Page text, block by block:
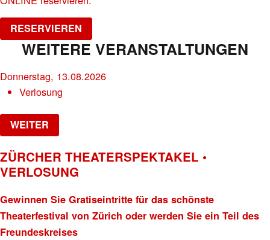
RESERVIEREN
WEITERE VERANSTALTUNGEN
Donnerstag, 13.08.2026
Verlosung
WEITER
ZÜRCHER THEATERSPEKTAKEL •
VERLOSUNG
Gewinnen Sie Gratiseintritte für das schönste
Theaterfestival von Zürich oder werden Sie ein Teil des
Freundeskreises